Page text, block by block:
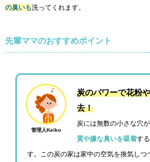
の臭いも洗ってくれます。
先輩ママのおすすめポイント
管理人Keiko
炭のパワーで花粉
去！
炭には無数の小さな穴が
質や嫌な臭いを吸着す
す。この炭の家は家中の空気を換気しつ